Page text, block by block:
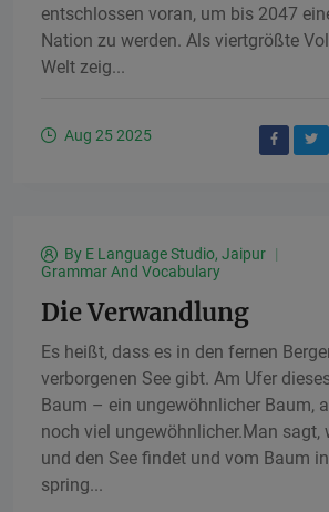
entschlossen voran, um bis 2047
Nation zu werden. Als viertgrößte
Welt zeig...
Aug 25 2025
By E Language Studio, Jaipur
Grammar And Vocabulary
Die Verwandlung
Es heißt, dass es in den fernen
verborgenen See gibt. Am Ufer
Baum – ein ungewöhnlicher Baum,
noch viel ungewöhnlicher.Man sagt,
und den See findet und vom Baum
spring...